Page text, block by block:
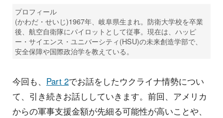
プロフィール
(かわだ・せいじ)1967年、岐阜県生まれ。防衛大学校を卒業
後、航空自衛隊にパイロットとして従事。現在は、ハッピ
ー・サイエンス・ユニバーシティ(HSU)の未来創造学部で、
安全保障や国際政治学を教えている。
今回も、 Part 2でお話をしたウクライナ情勢につい
て、引き続きお話ししていきます。前回、アメリカ
からの軍事支援金額が先細る可能性が高いことや、